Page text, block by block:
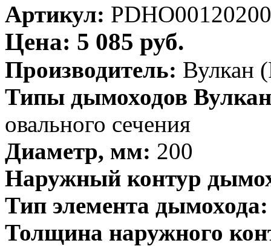
Артикул: PDHO00120200
Цена: 5 085 руб.
Производитель: Вулкан
Типы дымоходов
овального сечения
Диаметр, мм: 200
Наружный контур
Тип элемента дымохода:
Толщина наружного